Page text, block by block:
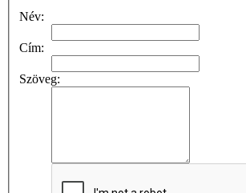
Név:
Cím:
Szöveg: